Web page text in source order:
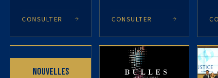
CONSULTER CONSULTER
Nouvelles